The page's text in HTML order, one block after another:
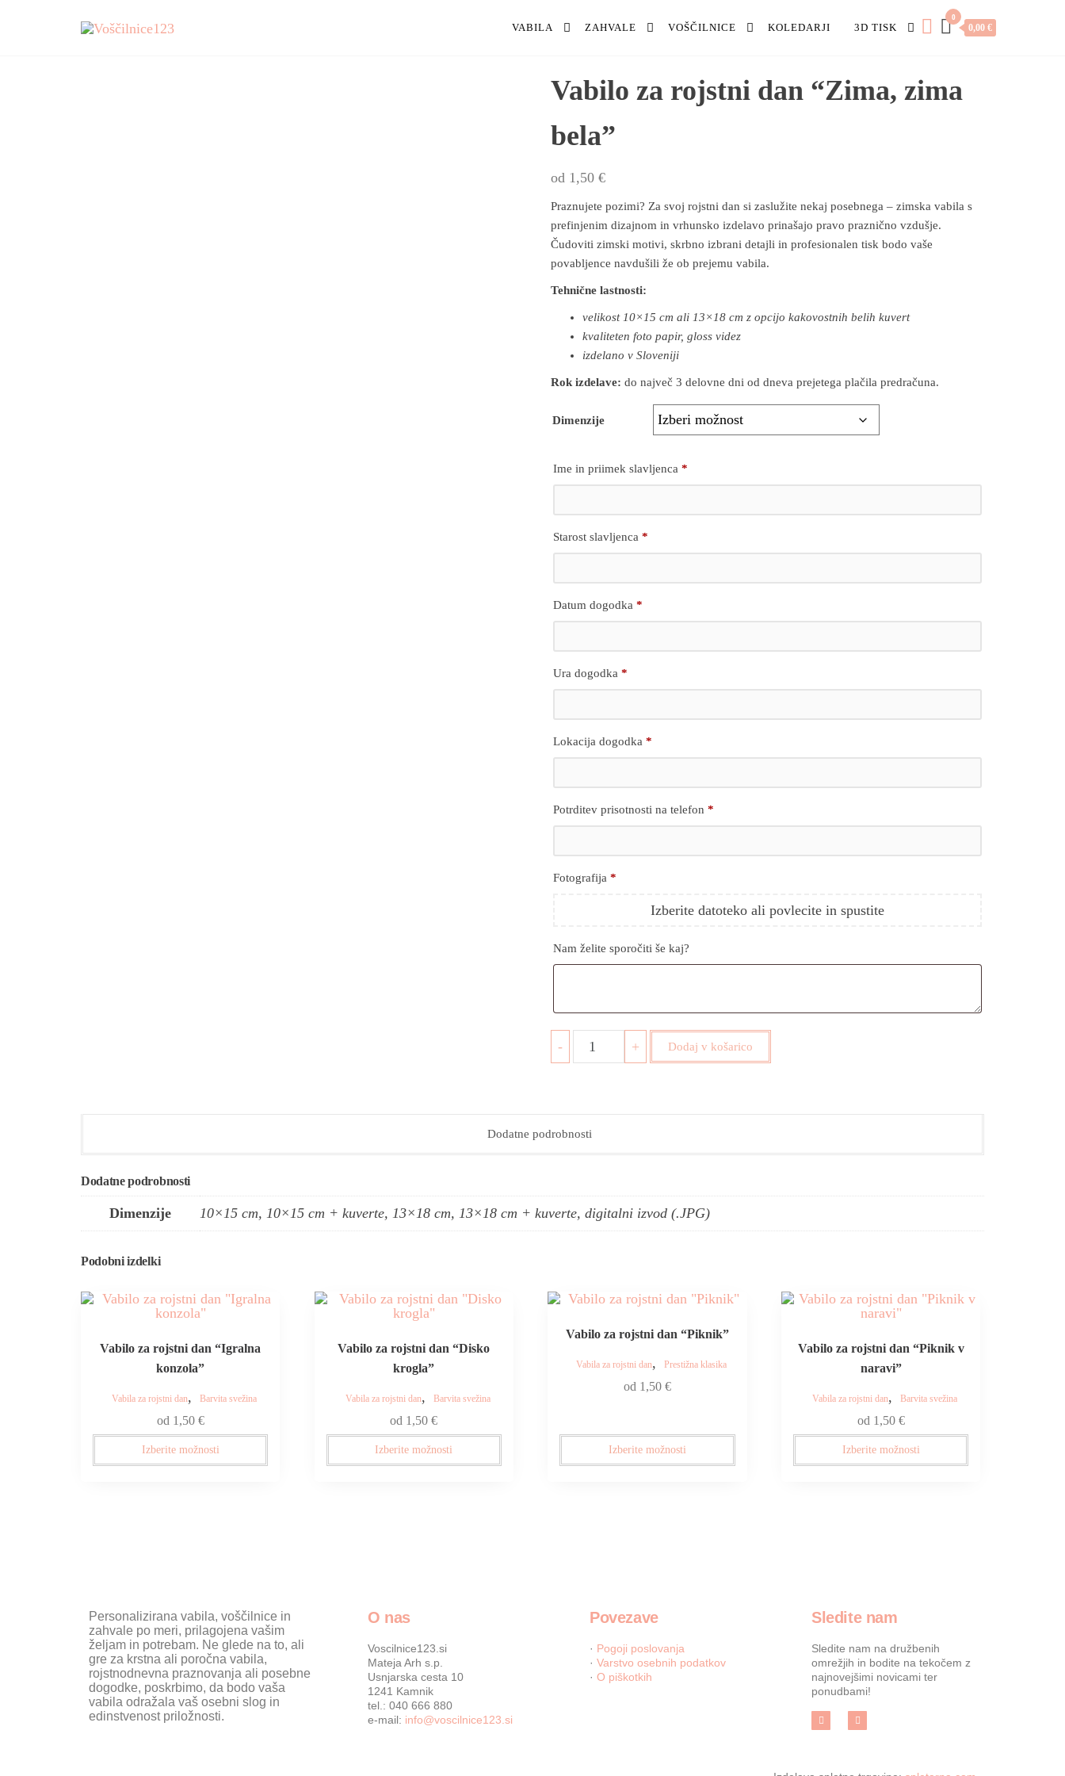
Voščilnice123
VABILA ZAHVALE VOŠČILNICE KOLEDARJI 3D TISK
0
0,00 €
Vabilo za rojstni dan “Zima, zima
bela”
od 1,50 €
Praznujete pozimi? Za svoj rojstni dan si zaslužite nekaj posebnega – zimska vabila s
prefinjenim dizajnom in vrhunsko izdelavo prinašajo pravo praznično vzdušje.
Čudoviti zimski motivi, skrbno izbrani detajli in profesionalen tisk bodo vaše
povabljence navdušili že ob prejemu vabila.
Tehnične lastnosti:
velikost 10×15 cm ali 13×18 cm z opcijo kakovostnih belih kuvert
kvaliteten foto papir, gloss videz
izdelano v Sloveniji
Rok izdelave: do največ 3 delovne dni od dneva prejetega plačila predračuna.
Dimenzije
Ime in priimek slavljenca *
Starost slavljenca *
Datum dogodka *
Ura dogodka *
Lokacija dogodka *
Potrditev prisotnosti na telefon *
Fotografija *
Izberite datoteko ali povlecite in spustite
Nam želite sporočiti še kaj?
- + Dodaj v košarico
Dodatne podrobnosti
Dodatne podrobnosti
Dimenzije 10×15 cm, 10×15 cm + kuverte, 13×18 cm, 13×18 cm + kuverte, digitalni izvod (.JPG)
Podobni izdelki
Vabilo za rojstni dan “Igralna
konzola”
Vabila za rojstni dan, Barvita svežina
od 1,50 €
Izberite možnosti
Vabilo za rojstni dan “Disko
krogla”
Vabila za rojstni dan, Barvita svežina
od 1,50€
Izberite možnosti
Vabilo za rojstni dan “Piknik”
Vabila za rojstni dan, Prestižna klasika
od 1,50€
Izberite možnosti
Vabilo za rojstni dan “Piknik v
naravi”
Vabila za rojstni dan, Barvita svežina
od 1,50 €
Izberite možnosti
Personalizirana vabila, voščilnice in
zahvale po meri, prilagojena vašim
željam in potrebam. Ne glede na to, ali
gre za krstna ali poročna vabila,
rojstnodnevna praznovanja ali posebne
dogodke, poskrbimo, da bodo vaša
vabila odražala vaš osebni slog in
edinstvenost priložnosti.
O nas
Voscilnice123.si
Mateja Arh s.p.
Usnjarska cesta 10
1241 Kamnik
tel.: 040 666 880
e-mail: info@voscilnice123.si
Povezave
· Pogoji poslovanja
· Varstvo osebnih podatkov
· O piškotkih
Sledite nam
Sledite nam na družbenih
omrežjih in bodite na tekočem z
najnovejšimi novicami ter
ponudbami!